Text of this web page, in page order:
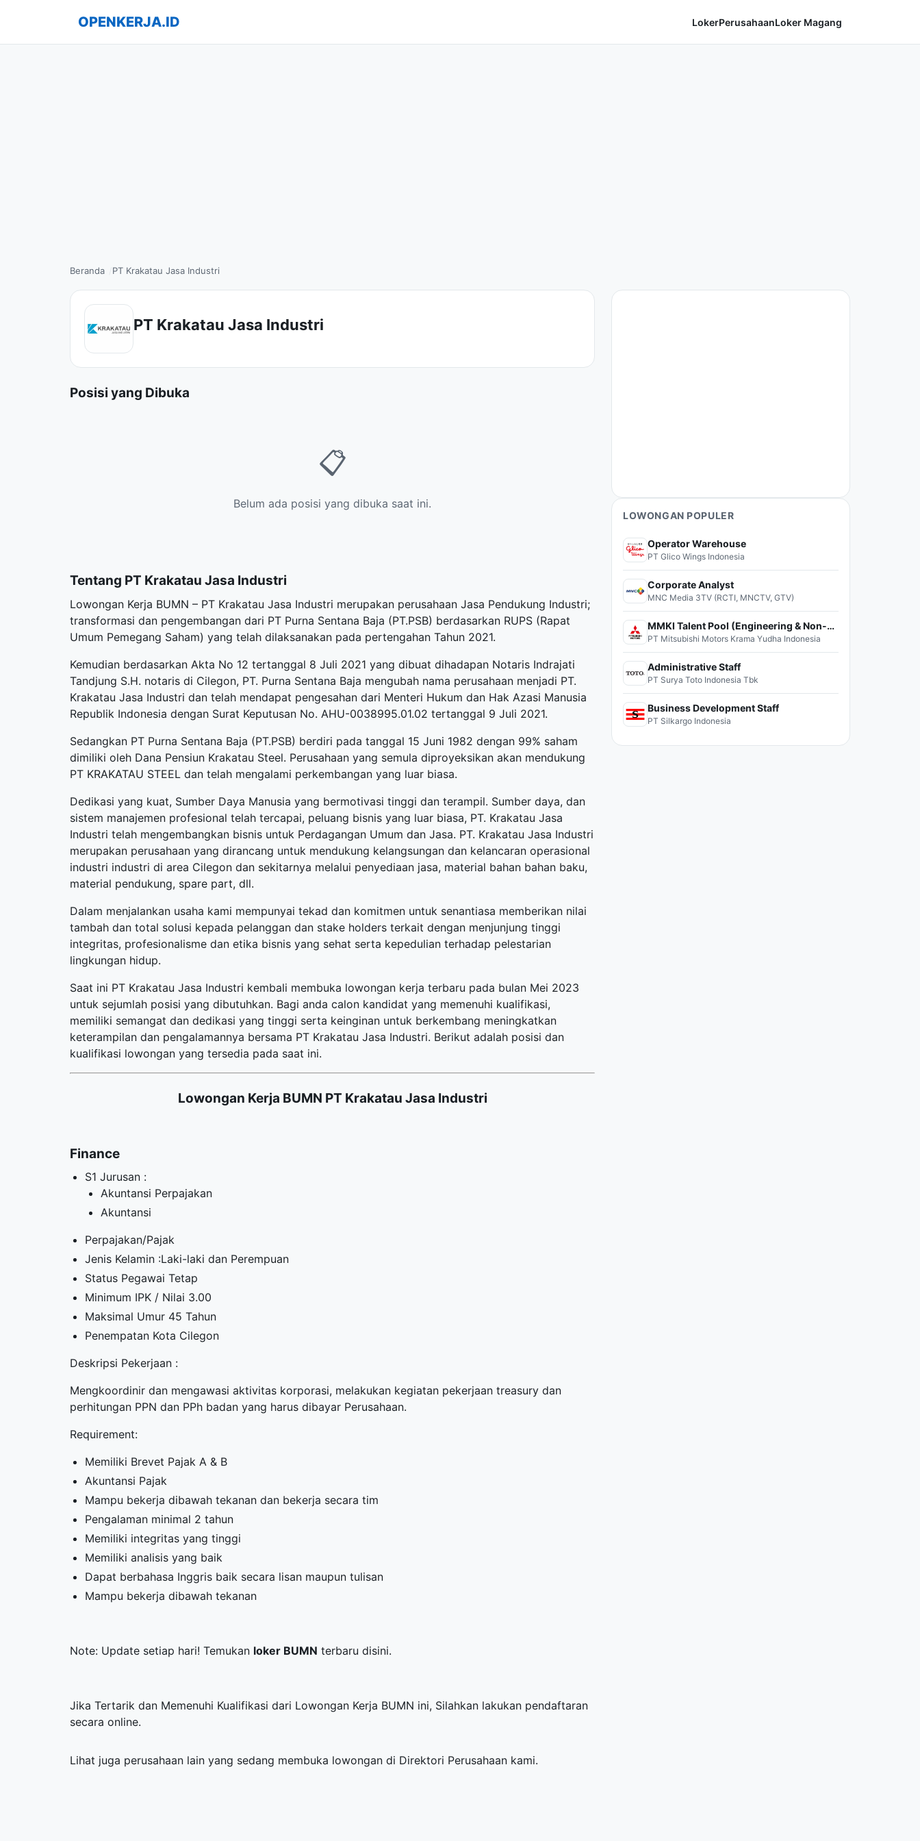
OPENKERJA.ID LokerPerusahaanLoker Magang
Beranda PT Krakatau Jasa Industri
PT Krakatau Jasa Industri
Posisi yang Dibuka
📋
Belum ada posisi yang dibuka saat ini.
Tentang PT Krakatau Jasa Industri
Lowongan Kerja BUMN – PT Krakatau Jasa Industri merupakan perusahaan Jasa Pendukung Industri;
transformasi dan pengembangan dari PT Purna Sentana Baja (PT.PSB) berdasarkan RUPS (Rapat
Umum Pemegang Saham) yang telah dilaksanakan pada pertengahan Tahun 2021.
Kemudian berdasarkan Akta No 12 tertanggal 8 Juli 2021 yang dibuat dihadapan Notaris Indrajati
Tandjung S.H. notaris di Cilegon, PT. Purna Sentana Baja mengubah nama perusahaan menjadi PT.
Krakatau Jasa Industri dan telah mendapat pengesahan dari Menteri Hukum dan Hak Azasi Manusia
Republik Indonesia dengan Surat Keputusan No. AHU-0038995.01.02 tertanggal 9 Juli 2021.
Sedangkan PT Purna Sentana Baja (PT.PSB) berdiri pada tanggal 15 Juni 1982 dengan 99% saham
dimiliki oleh Dana Pensiun Krakatau Steel. Perusahaan yang semula diproyeksikan akan mendukung
PT KRAKATAU STEEL dan telah mengalami perkembangan yang luar biasa.
Dedikasi yang kuat, Sumber Daya Manusia yang bermotivasi tinggi dan terampil. Sumber daya, dan
sistem manajemen profesional telah tercapai, peluang bisnis yang luar biasa, PT. Krakatau Jasa
Industri telah mengembangkan bisnis untuk Perdagangan Umum dan Jasa. PT. Krakatau Jasa Industri
merupakan perusahaan yang dirancang untuk mendukung kelangsungan dan kelancaran operasional
industri industri di area Cilegon dan sekitarnya melalui penyediaan jasa, material bahan bahan baku,
material pendukung, spare part, dll.
Dalam menjalankan usaha kami mempunyai tekad dan komitmen untuk senantiasa memberikan nilai
tambah dan total solusi kepada pelanggan dan stake holders terkait dengan menjunjung tinggi
integritas, profesionalisme dan etika bisnis yang sehat serta kepedulian terhadap pelestarian
lingkungan hidup.
Saat ini PT Krakatau Jasa Industri kembali membuka lowongan kerja terbaru pada bulan Mei 2023
untuk sejumlah posisi yang dibutuhkan. Bagi anda calon kandidat yang memenuhi kualifikasi,
memiliki semangat dan dedikasi yang tinggi serta keinginan untuk berkembang meningkatkan
keterampilan dan pengalamannya bersama PT Krakatau Jasa Industri. Berikut adalah posisi dan
kualifikasi lowongan yang tersedia pada saat ini.
Lowongan Kerja BUMN PT Krakatau Jasa Industri
Finance
S1 Jurusan :
Akuntansi Perpajakan
Akuntansi
Perpajakan/Pajak
Jenis Kelamin :Laki-laki dan Perempuan
Status Pegawai Tetap
Minimum IPK / Nilai 3.00
Maksimal Umur 45 Tahun
Penempatan Kota Cilegon
Deskripsi Pekerjaan :
Mengkoordinir dan mengawasi aktivitas korporasi, melakukan kegiatan pekerjaan treasury dan
perhitungan PPN dan PPh badan yang harus dibayar Perusahaan.
Requirement:
Memiliki Brevet Pajak A & B
Akuntansi Pajak
Mampu bekerja dibawah tekanan dan bekerja secara tim
Pengalaman minimal 2 tahun
Memiliki integritas yang tinggi
Memiliki analisis yang baik
Dapat berbahasa Inggris baik secara lisan maupun tulisan
Mampu bekerja dibawah tekanan
Note: Update setiap hari! Temukan loker BUMN terbaru disini.
Jika Tertarik dan Memenuhi Kualifikasi dari Lowongan Kerja BUMN ini, Silahkan lakukan pendaftaran
secara online.
Lihat juga perusahaan lain yang sedang membuka lowongan di Direktori Perusahaan kami.
LOWONGAN POPULER
Operator Warehouse
PT Glico Wings Indonesia
Corporate Analyst
MNC Media 3TV (RCTI, MNCTV, GTV)
MMKI Talent Pool (Engineering & Non-Engineering)
PT Mitsubishi Motors Krama Yudha Indonesia
Administrative Staff
PT Surya Toto Indonesia Tbk
Business Development Staff
PT Silkargo Indonesia